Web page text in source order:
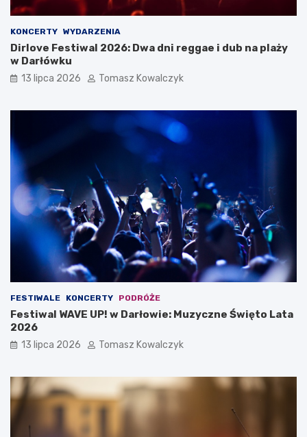
KONCERTY WYDARZENIA
Dirlove Festiwal 2026: Dwa dni reggae i dub na plaży
w Darłówku
13 lipca 2026 Tomasz Kowalczyk
FESTIWALE KONCERTY PODRÓŻE
Festiwal WAVE UP! w Darłowie: Muzyczne Święto Lata
2026
13 lipca 2026 Tomasz Kowalczyk